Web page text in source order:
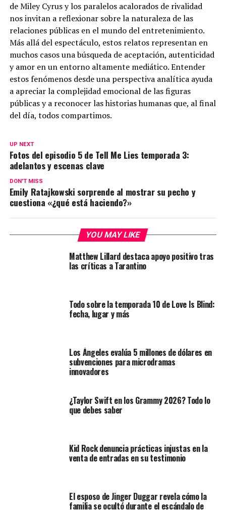
de Miley Cyrus y los paralelos acalorados de rivalidad
nos invitan a reflexionar sobre la naturaleza de las
relaciones públicas en el mundo del entretenimiento.
Más allá del espectáculo, estos relatos representan en
muchos casos una búsqueda de aceptación, autenticidad
y amor en un entorno altamente mediático. Entender
estos fenómenos desde una perspectiva analítica ayuda
a apreciar la complejidad emocional de las figuras
públicas y a reconocer las historias humanas que, al final
del día, todos compartimos.
UP NEXT
Fotos del episodio 5 de Tell Me Lies temporada 3:
adelantos y escenas clave
DON'T MISS
Emily Ratajkowski sorprende al mostrar su pecho y
cuestiona «¿qué está haciendo?»
YOU MAY LIKE
Matthew Lillard destaca apoyo positivo tras
las críticas a Tarantino
Todo sobre la temporada 10 de Love Is Blind:
fecha, lugar y más
Los Ángeles evalúa 5 millones de dólares en
subvenciones para microdramas
innovadores
¿Taylor Swift en los Grammy 2026? Todo lo
que debes saber
Kid Rock denuncia prácticas injustas en la
venta de entradas en su testimonio
El esposo de Jinger Duggar revela cómo la
familia se ocultó durante el escándalo de